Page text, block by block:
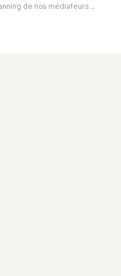
de nos médiateurs ...